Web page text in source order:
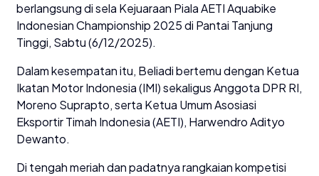
berlangsung di sela Kejuaraan Piala AETI Aquabike
Indonesian Championship 2025 di Pantai Tanjung
Tinggi, Sabtu (6/12/2025).
Dalam kesempatan itu, Beliadi bertemu dengan Ketua
Ikatan Motor Indonesia (IMI) sekaligus Anggota DPR RI,
Moreno Suprapto, serta Ketua Umum Asosiasi
Eksportir Timah Indonesia (AETI), Harwendro Adityo
Dewanto.
Di tengah meriah dan padatnya rangkaian kompetisi